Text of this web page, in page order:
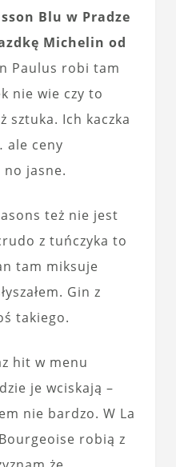
Blu w Pradze
Michelin od
Paulus robi tam
nie wie czy to
sztuka. Ich kaczka
ale ceny
jasne.
też nie jest
z tuńczyka to
tam miksuje
Gin z
takiego.
hit w menu
je wciskają –
nie bardzo. W La
robią z